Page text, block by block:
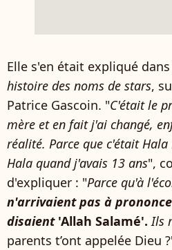
Elle s'en était expliqué
histoire des noms de stars,
Patrice Gascoin. "C'était le
mère et en fait j'ai changé,
réalité. Parce que c'était Hala
Hala quand j'avais 13 ans",
d'expliquer : "Parce qu'à
n'arrivaient pas à
disaient 'Allah Salamé'. Ils
parents t’ont appelée Dieu ?'